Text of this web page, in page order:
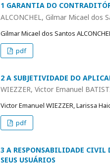
1 GARANTIA DO
ALCONCHEL, Gilmar Micael dos
Gilmar Micael dos Santos
pdf
2 A SUBJETIVIDADE DO
WIEZZER, Victor Emanuel
Victor Emanuel WIEZZER, Larissa
pdf
3 A RESPONSABILIDADE CIVIL
SEUS USUÁRIOS